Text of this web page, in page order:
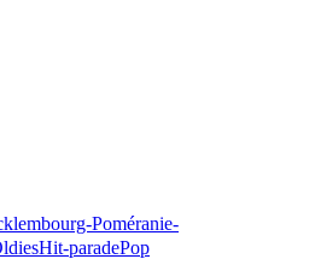
Poméranie-
Hit-paradePop